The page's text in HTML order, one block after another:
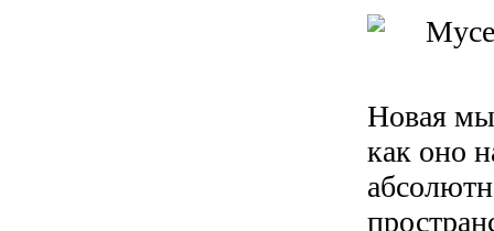
Новая
как оно